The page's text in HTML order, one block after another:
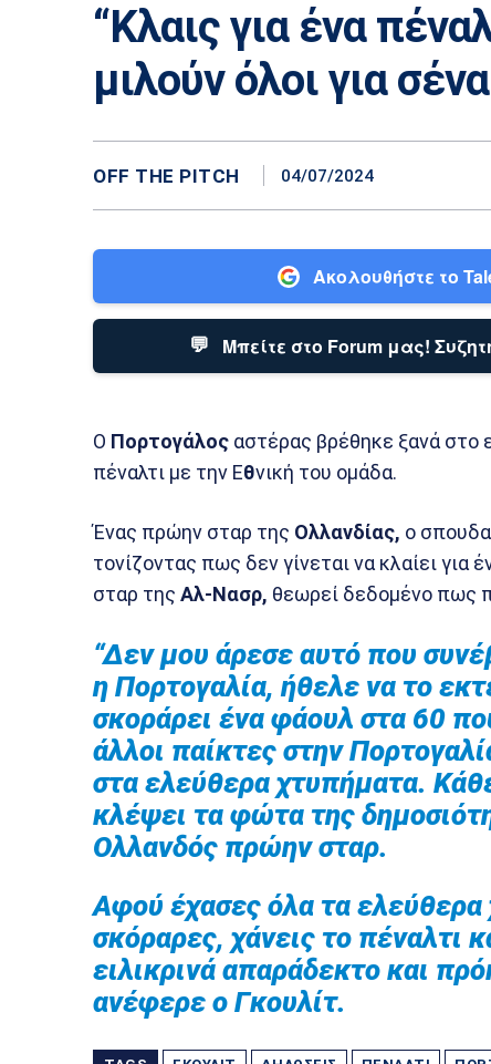
“Κλαις για ένα
μιλούν όλοι για
OFF THE PITCH 04/07/2024
Ακολουθήστε το
💬 Μπείτε στο Forum μας!
Ο Πορτογάλος αστέρας βρέθηκε ξανά στο
πέναλτι με την Εθνική του ομάδα.
Ένας πρώην σταρ της Ολλανδίας, ο
τονίζοντας πως δεν γίνεται να κλαίει για
σταρ της Αλ-Νασρ, θεωρεί δεδομένο πως
“Δεν μου άρεσε αυτό που
η Πορτογαλία, ήθελε να το
σκοράρει ένα φάουλ στα 60
άλλοι παίκτες στην
στα ελεύθερα χτυπήματα.
κλέψει τα φώτα της
Ολλανδός πρώην σταρ.
Αφού έχασες όλα τα
σκόραρες, χάνεις το πέναλτι
ειλικρινά απαράδεκτο και
ανέφερε ο Γκουλίτ.